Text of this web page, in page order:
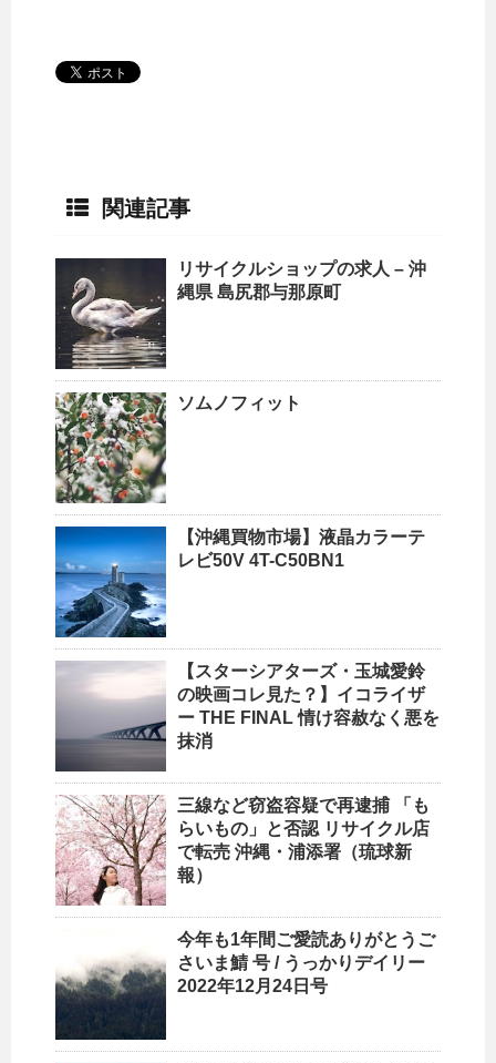
関連記事
リサイクルショップの求人 – 沖
縄県 島尻郡与那原町
ソムノフィット
【沖縄買物市場】液晶カラーテ
レビ50V 4T-C50BN1
【スターシアターズ・玉城愛鈴
の映画コレ見た？】イコライザ
ー THE FINAL 情け容赦なく悪を
抹消
三線など窃盗容疑で再逮捕 「も
らいもの」と否認 リサイクル店
で転売 沖縄 ・浦添署（琉球新
報）
今年も1年間ご愛読ありがとうご
さいま鯖 号 / うっかりデイリー
2022年12月24日号